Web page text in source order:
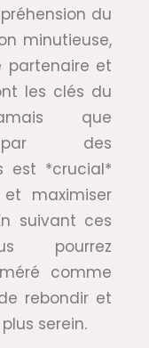
du
minutieuse,
partenaire et
les clés du
que
par des
est *crucial*
et maximiser
suivant ces
pourrez
comme
rebondir et
serein.